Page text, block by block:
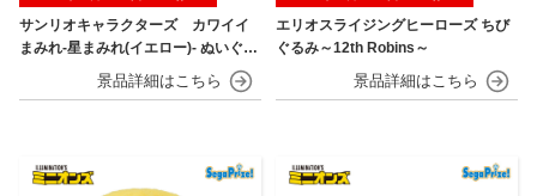
サンリオキャラクターズ カワイイ
まみれ-星まみれ(イエロー)- ぬいぐる
エリオスライジングヒーローズ ちび
ぐるみ～12th Robins～